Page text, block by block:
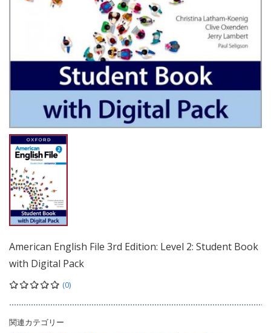
American English File 3rd Edition: Level 2: Student Book
with Digital Pack
(0)
関連カテゴリー